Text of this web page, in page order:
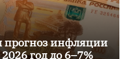
прогноз инфляции
год до 6–7%